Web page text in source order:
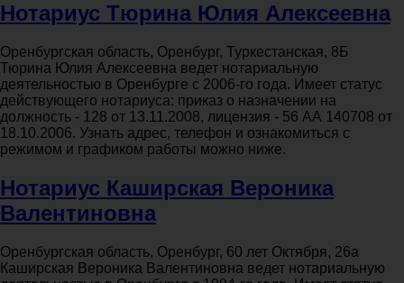
Нотариус Тюрина Юлия Алексеевна
Оренбургская область, Оренбург, Туркестанская, 8Б
Тюрина Юлия Алексеевна ведет нотариальную
деятельностью в Оренбурге с 2006-го года. Имеет статус
действующего нотариуса: приказ о назначении на
должность - 128 от 13.11.2008, лицензия - 56 АА 140708 от
18.10.2006. Узнать адрес, телефон и ознакомиться с
режимом и графиком работы можно ниже.
Нотариус Каширская Вероника
Валентиновна
Оренбургская область, Оренбург, 60 лет Октября, 26а
Каширская Вероника Валентиновна ведет нотариальную